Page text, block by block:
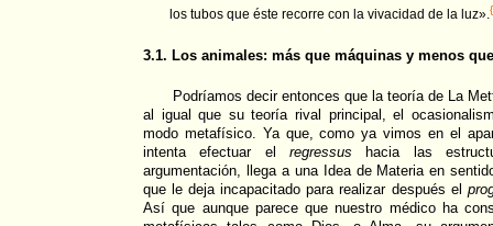
los tubos que éste recorre con la vivacidad de la luz».
3.1. Los animales: más que máquinas y menos
Podríamos decir entonces que la teoría de La
al igual que su teoría rival principal, el
modo metafísico. Ya que, como ya vimos en el
intenta efectuar el regressus hacia las
argumentación, llega a una Idea de Materia en
que le deja incapacitado para realizar después el
Así que aunque parece que nuestro médico ha